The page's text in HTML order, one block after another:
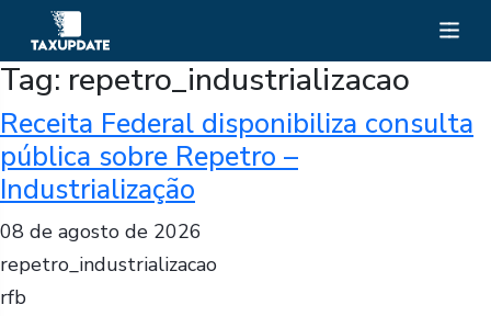
Tag: repetro_industrializacao
Receita Federal disponibiliza consulta
pública sobre Repetro –
Industrialização
08 de agosto de 2026
repetro_industrializacao
rfb